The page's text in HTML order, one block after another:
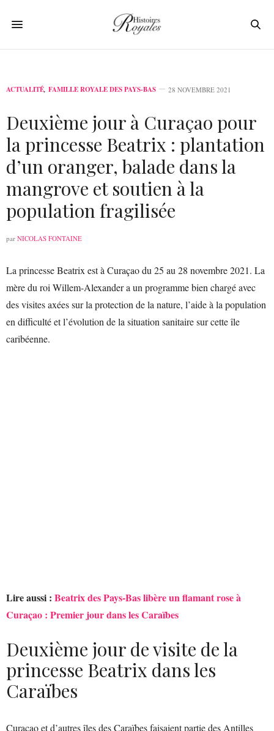
ACTUALITÉ, FAMILLE ROYALE DES PAYS-BAS 28 NOVEMBRE 2021
Deuxième jour à Curaçao pour
la princesse Beatrix : plantation
d’un oranger, balade dans la
mangrove et soutien à la
population fragilisée
par NICOLAS FONTAINE
La princesse Beatrix est à Curaçao du 25 au 28 novembre 2021. La
mère du roi Willem-Alexander a un programme bien chargé avec
des visites axées sur la protection de la nature, l’aide à la population
en difficulté et l’évolution de la situation sanitaire sur cette île
caribéenne.
Lire aussi : Beatrix des Pays-Bas libère un flamant rose à
Curaçao : Premier jour dans les Caraïbes
Deuxième jour de visite de la
princesse Beatrix dans les
Caraïbes
Curaçao et d’autres îles des Caraïbes faisaient partie des Antilles